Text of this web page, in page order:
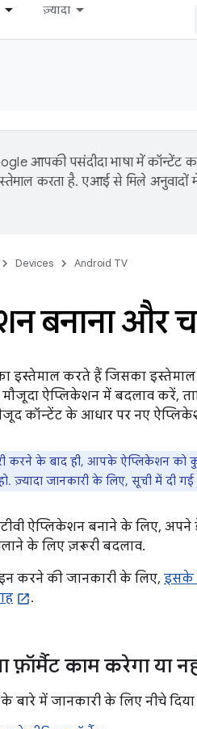
ज़्यादा
आपकी पसंदीदा भाषा में कॉन्टेंट
करता है. एआई से मिले अनुवादों
Devices Android TV
बनाना और
का इस्तेमाल करते हैं जिसका
ऐप्लिकेशन में बदलाव करें,
कॉन्टेंट के आधार पर नए
करने के बाद ही, आपके ऐप्लिकेशन को
ज़्यादा जानकारी के लिए, सूची में दी
ऐप्लिकेशन बनाने के लिए,
के लिए ज़रूरी बदलाव.
करने की जानकारी के लिए, इसके
.
फ़ॉर्मैट काम करेगा या
बारे में जानकारी के लिए नीचे